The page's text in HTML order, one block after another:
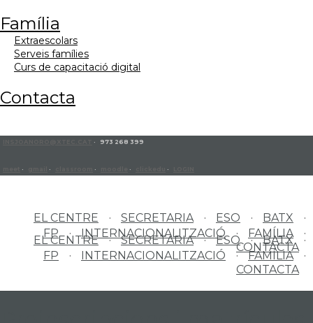
família
extraescolars
serveis famílies
curs de capacitació digital
contacta
· 973 268 399
· · · · ·
EL CENTRE SECRETARIA ESO
BATX
FP
INTERNACIONALITZACIÓ
FAMÍLIA
CONTACTA
EL CENTRE SECRETARIA ESO
BATX
FP
INTERNACIONALITZACIÓ
FAMÍLIA
CONTACTA